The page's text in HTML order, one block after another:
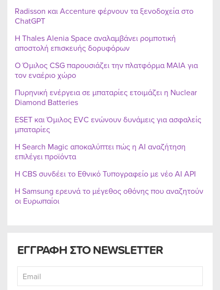
ΕΓΓΡΑΦΗ ΣΤΟ NEWSLETTER
Radisson και Accenture φέρνουν τα ξενοδοχεία στο
ChatGPT
Η Thales Alenia Space αναλαμβάνει ρομποτική
αποστολή επισκευής δορυφόρων
Ο Όμιλος CSG παρουσιάζει την πλατφόρμα MAIA για
τον εναέριο χώρο
Πυρηνική ενέργεια σε μπαταρίες ετοιμάζει η Nuclear
Diamond Batteries
ESET και Όμιλος EVC ενώνουν δυνάμεις για ασφαλείς
μπαταρίες
Η Search Magic αποκαλύπτει πώς η AI αναζήτηση
επιλέγει προϊόντα
Η CBS συνδέει το Εθνικό Τυπογραφείο με νέο AI API
Η Samsung ερευνά το μέγεθος οθόνης που αναζητούν
οι Ευρωπαίοι